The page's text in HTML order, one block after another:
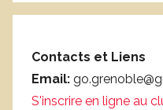
Contacts et Liens
Email:
S'inscrire en ligne au